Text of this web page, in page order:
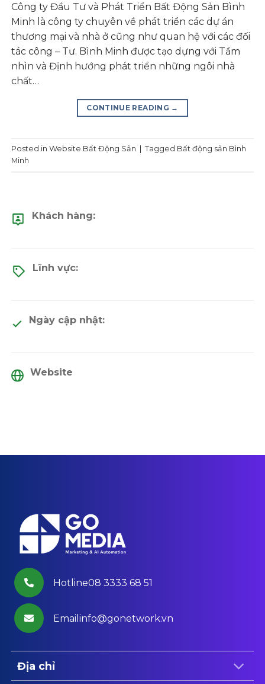
Công ty Đầu Tư và Phát Triển Bất Động Sản Bình
Minh là công ty chuyên về phát triển các dự án
thương mại và nhà ở cũng như quan hệ với các đối
tác công – Tư. Bình Minh được tạo dựng với Tầm
nhìn và Định hướng phát triển những ngôi nhà
chất…
CONTINUE READING →
Posted inWebsite Bất Động Sản Tagged Bất động sản Bình
Minh
Khách hàng:
Lĩnh vực:
Ngày cập nhật:
Website
Hotline08 3333 68 51
Emailinfo@gonetwork.vn
Địa chỉ